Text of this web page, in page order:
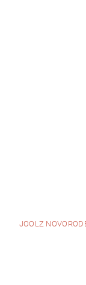
JOOLZ